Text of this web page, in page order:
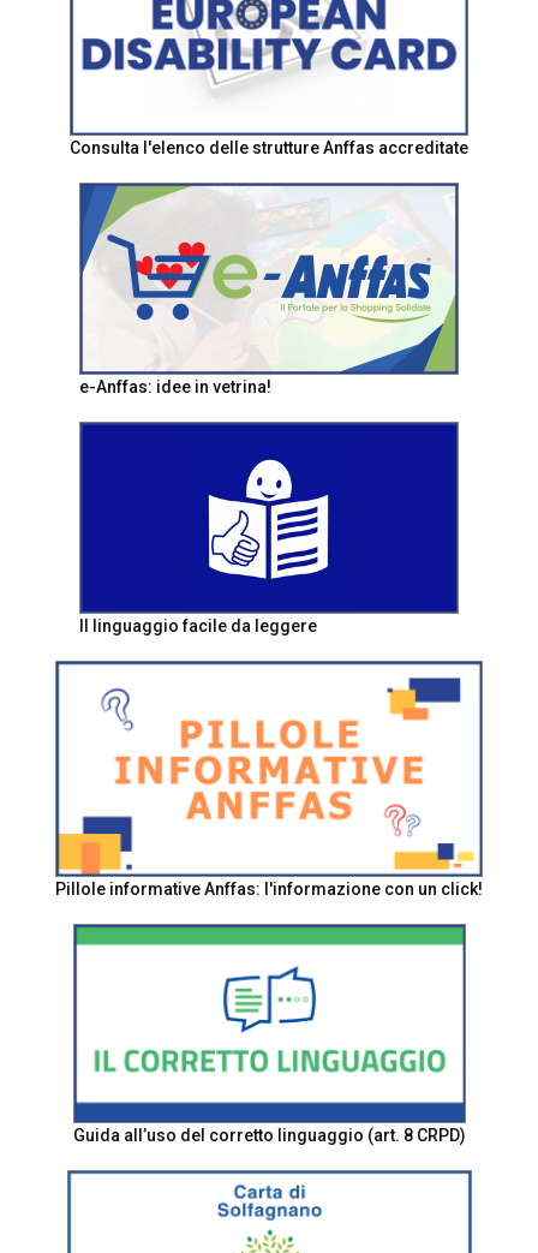
Consulta l'elenco delle strutture Anffas accreditate
e-Anffas: idee in vetrina!
Il linguaggio facile da leggere
Pillole informative Anffas: l'informazione con un click!
Guida all’uso del corretto linguaggio (art. 8 CRPD)